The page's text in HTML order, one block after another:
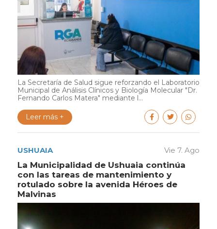
La Secretaría de Salud sigue reforzando el Laboratorio
Municipal de Análisis Clínicos y Biología Molecular "Dr.
Fernando Carlos Matera" mediante l...
Leer más +
USHUAIA Vie 7. Ago
La Municipalidad de Ushuaia continúa
con las tareas de mantenimiento y
rotulado sobre la avenida Héroes de
Malvinas